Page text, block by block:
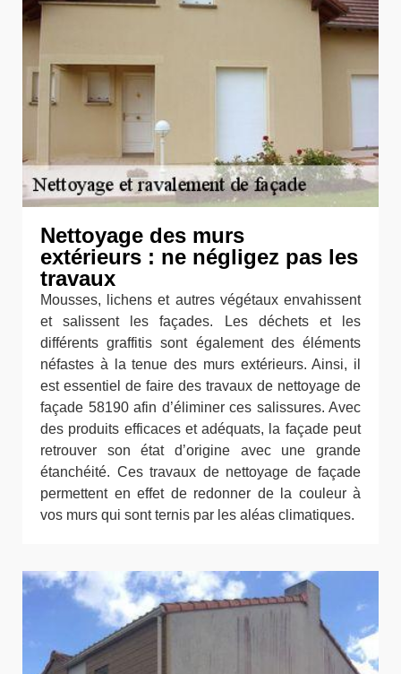
Nettoyage des murs
extérieurs : ne négligez pas les
travaux
Mousses, lichens et autres végétaux envahissent
et salissent les façades. Les déchets et les
différents graffitis sont également des éléments
néfastes à la tenue des murs extérieurs. Ainsi, il
est essentiel de faire des travaux de nettoyage de
façade 58190 afin d’éliminer ces salissures. Avec
des produits efficaces et adéquats, la façade peut
retrouver son état d’origine avec une grande
étanchéité. Ces travaux de nettoyage de façade
permettent en effet de redonner de la couleur à
vos murs qui sont ternis par les aléas climatiques.